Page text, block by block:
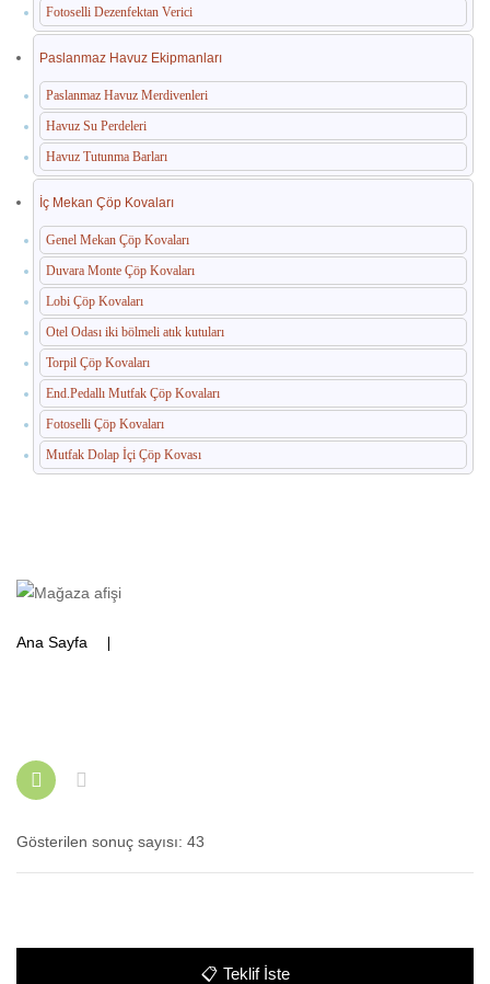
Fotoselli Dezenfektan Verici
Paslanmaz Havuz Ekipmanları
Paslanmaz Havuz Merdivenleri
Havuz Su Perdeleri
Havuz Tutunma Barları
İç Mekan Çöp Kovaları
Genel Mekan Çöp Kovaları
Duvara Monte Çöp Kovaları
Lobi Çöp Kovaları
Otel Odası iki bölmeli atık kutuları
Torpil Çöp Kovaları
End.Pedallı Mutfak Çöp Kovaları
Fotoselli Çöp Kovaları
Mutfak Dolap İçi Çöp Kovası
Ana Sayfa
Gösterilen sonuç sayısı: 43
📋 Teklif İste